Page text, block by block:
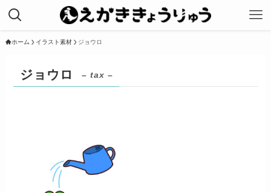
ホーム イラスト素材 ジョウロ
ジョウロ – tax –